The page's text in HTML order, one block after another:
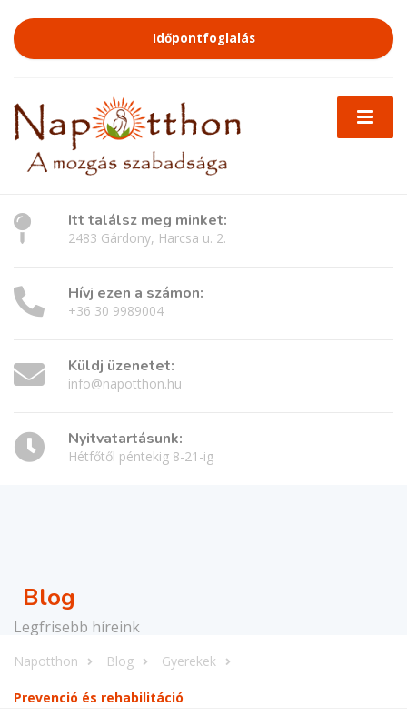
Időpontfoglalás
Itt találsz meg minket:
2483 Gárdony, Harcsa u. 2.
Hívj ezen a számon:
+36 30 9989004
Küldj üzenetet:
info@napotthon.hu
Nyitvatartásunk:
Hétfőtől péntekig 8-21-ig
Blog
Legfrisebb híreink
Napotthon Blog Gyerekek
Prevenció és rehabilitáció